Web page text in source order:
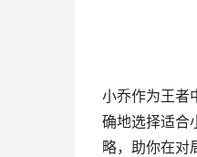
小乔作为王者
确地选择适合
略，助你在对